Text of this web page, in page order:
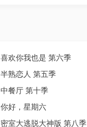
喜欢你我也是 第六季
半熟恋人 第五季
中餐厅 第十季
你好，星期六
密室大逃脱大神版 第八季